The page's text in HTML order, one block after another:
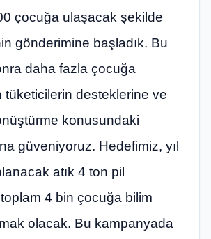
çocuğa ulaşacak şekilde
gönderimine başladık. Bu
daha fazla çocuğa
tüketicilerin desteklerine ve
konusundaki
güveniyoruz. Hedefimiz, yıl
atık 4 ton pil
toplam 4 bin çocuğa bilim
olacak. Bu kampanyada